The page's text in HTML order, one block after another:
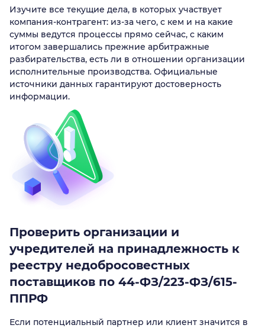
Изучите все текущие дела, в которых участвует
компания-контрагент: из-за чего, с кем и на какие
суммы ведутся процессы прямо сейчас, с каким
итогом завершались прежние арбитражные
разбирательства, есть ли в отношении организации
исполнительные производства. Официальные
источники данных гарантируют достоверность
информации.
Проверить организации и
учредителей на принадлежность к
реестру недобросовестных
поставщиков по 44-ФЗ/223-ФЗ/615-
ППРФ
Если потенциальный партнер или клиент значится в